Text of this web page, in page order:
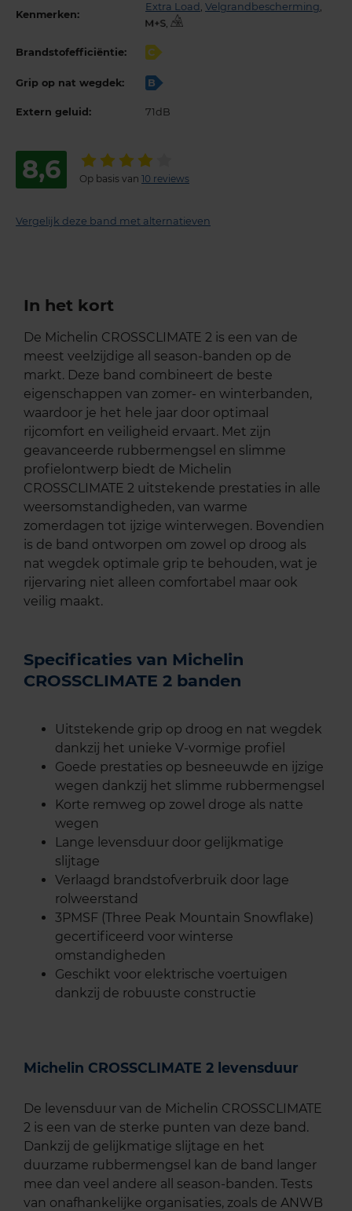
Kenmerken:
Extra Load , Velgrandbescherming,
,
Brandstofefficiëntie: C
Grip op nat wegdek: B
Extern geluid: 71dB
8,6 Op basis van 10 reviews
Vergelijk deze band met alternatieven
In het kort
De Michelin CROSSCLIMATE 2 is een van de
meest veelzijdige all season-banden op de
markt. Deze band combineert de beste
eigenschappen van zomer- en winterbanden,
waardoor je het hele jaar door optimaal
rijcomfort en veiligheid ervaart. Met zijn
geavanceerde rubbermengsel en slimme
profielontwerp biedt de Michelin
CROSSCLIMATE 2 uitstekende prestaties in alle
weersomstandigheden, van warme
zomerdagen tot ijzige winterwegen. Bovendien
is de band ontworpen om zowel op droog als
nat wegdek optimale grip te behouden, wat je
rijervaring niet alleen comfortabel maar ook
veilig maakt.
Specificaties van Michelin
CROSSCLIMATE 2 banden
Uitstekende grip op droog en nat wegdek
dankzij het unieke V-vormige profiel
Goede prestaties op besneeuwde en ijzige
wegen dankzij het slimme rubbermengsel
Korte remweg op zowel droge als natte
wegen
Lange levensduur door gelijkmatige
slijtage
Verlaagd brandstofverbruik door lage
rolweerstand
3PMSF (Three Peak Mountain Snowflake)
gecertificeerd voor winterse
omstandigheden
Geschikt voor elektrische voertuigen
dankzij de robuuste constructie
Michelin CROSSCLIMATE 2 levensduur
De levensduur van de Michelin CROSSCLIMATE
2 is een van de sterke punten van deze band.
Dankzij de gelijkmatige slijtage en het
duurzame rubbermengsel kan de band langer
mee dan veel andere all season-banden. Tests
van onafhankelijke organisaties, zoals de ANWB